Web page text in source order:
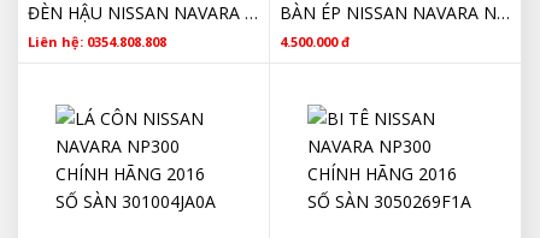
ĐÈN HẬU NISSAN NAVARA 2009- 2014 GIÁ TỐT
Liên hệ: 0354.808.808
BÀN ÉP NISSAN NAVARA NP300 CHÍNH HÃNG 2016 SỐ SÀN 302104JA0B
4.500.000 đ